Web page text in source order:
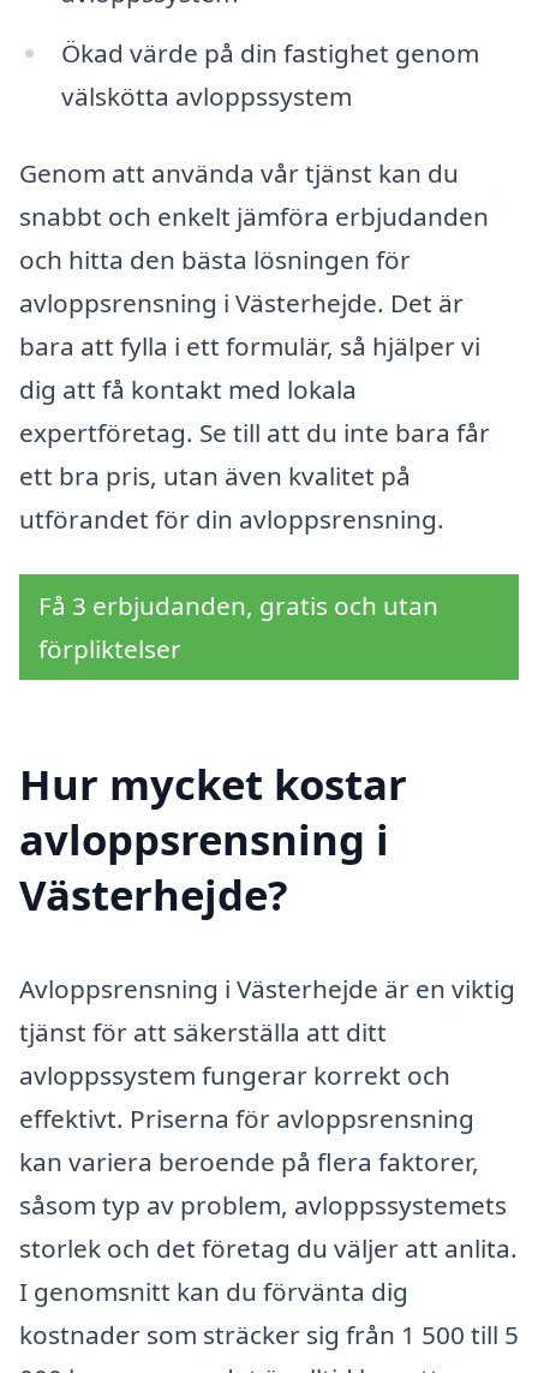
Ökad värde på din fastighet genom
välskötta avloppssystem
Genom att använda vår tjänst kan du
snabbt och enkelt jämföra erbjudanden
och hitta den bästa lösningen för
avloppsrensning i Västerhejde. Det är
bara att fylla i ett formulär, så hjälper vi
dig att få kontakt med lokala
expertföretag. Se till att du inte bara får
ett bra pris, utan även kvalitet på
utförandet för din avloppsrensning.
Få 3 erbjudanden, gratis och utan
förpliktelser
Hur mycket kostar
avloppsrensning i
Västerhejde?
Avloppsrensning i Västerhejde är en viktig
tjänst för att säkerställa att ditt
avloppssystem fungerar korrekt och
effektivt. Priserna för avloppsrensning
kan variera beroende på flera faktorer,
såsom typ av problem, avloppssystemets
storlek och det företag du väljer att anlita.
I genomsnitt kan du förvänta dig
kostnader som sträcker sig från 1 500 till 5